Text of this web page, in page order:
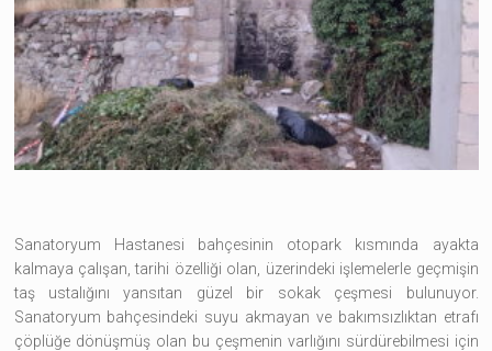
Sanatoryum Hastanesi bahçesinin otopark kısmında ayakta
kalmaya çalışan, tarihi özelliği olan, üzerindeki işlemelerle geçmişin
taş ustalığını yansıtan güzel bir sokak çeşmesi bulunuyor.
Sanatoryum bahçesindeki suyu akmayan ve bakımsızlıktan etrafı
çöplüğe dönüşmüş olan bu çeşmenin varlığını sürdürebilmesi için